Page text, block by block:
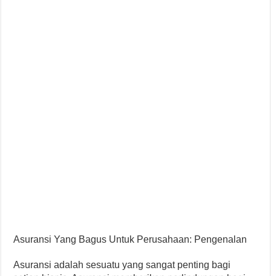
Asuransi Yang Bagus Untuk Perusahaan: Pengenalan
Asuransi adalah sesuatu yang sangat penting bagi